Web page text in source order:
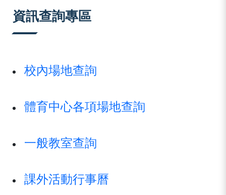
資訊查詢專區
校內場地查詢
體育中心各項場地查詢
一般教室查詢
課外活動行事曆